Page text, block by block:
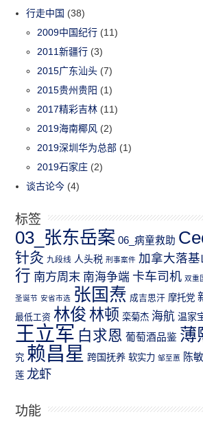
行走中国 (38)
2009中国纪行 (11)
2011新疆行 (3)
2015广东汕头 (7)
2015贵州贵阳 (1)
2017精彩吉林 (11)
2019海南椰风 (2)
2019深圳华为总部 (1)
2019石家庄 (2)
谈古论今 (4)
标签
03_张东岳案 06_病童救助
针灸 九段线 人头税 刑事案件 加拿大落基
行 南方周末 南海争端 卡车司机 双重
圣诞节 安省市选 张国焘 成吉思汗 摩托党
最低工资 林俊 林顿 栾菊杰 海航 温家
王立军 白求恩 葡萄酒品鉴 薄
究 赖昌星 跨国抚养 软实力 邹至蕙 陈敏
莲 龙虾
功能